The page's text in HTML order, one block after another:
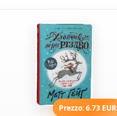
Prezzo: 6.73 EUR